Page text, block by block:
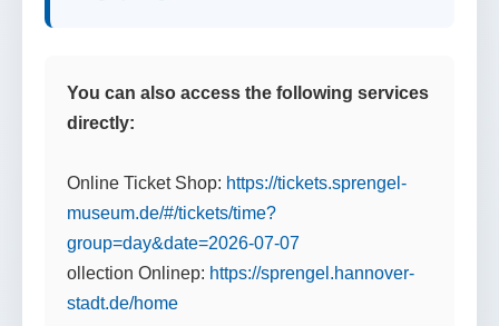
You can also access the following services
directly:
Online Ticket Shop: https://tickets.sprengel-
museum.de/#/tickets/time?
group=day&date=2026-07-07
ollection Onlinep: https://sprengel.hannover-
stadt.de/home